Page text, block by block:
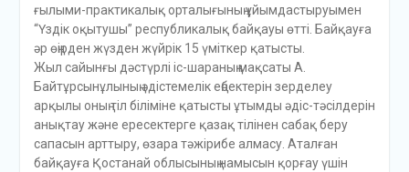
ғылыми-практикалық орталығының ұйымдастыруымен
“Үздік оқытушы” республикалық байқауы өтті. Байқауға
әр өңірден жүзден жүйрік 15 үміткер қатысты.
Жыл сайынғы дәстүрлі іс-шараның мақсаты А.
Байтұрсынұлының әдістемелік еңбектерін зерделеу
арқылы оның тіл біліміне қатысты ұтымды әдіс-тәсілдерін
анықтау және ересектерге қазақ тілінен сабақ беру
сапасын арттыру, өзара тәжірибе алмасу. Аталған
байқауға Қостанай облысының намысын қорғау үшін